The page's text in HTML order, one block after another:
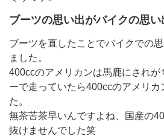
ブーツの思い出がバイクの思い
ブーツを直したことでバイクでの
ました。
400ccのアメリカンは馬鹿にされが
ーで走っていたら400ccのアメリカ
た。
無茶苦茶早いんですよね、国産の
抜けませんでした笑